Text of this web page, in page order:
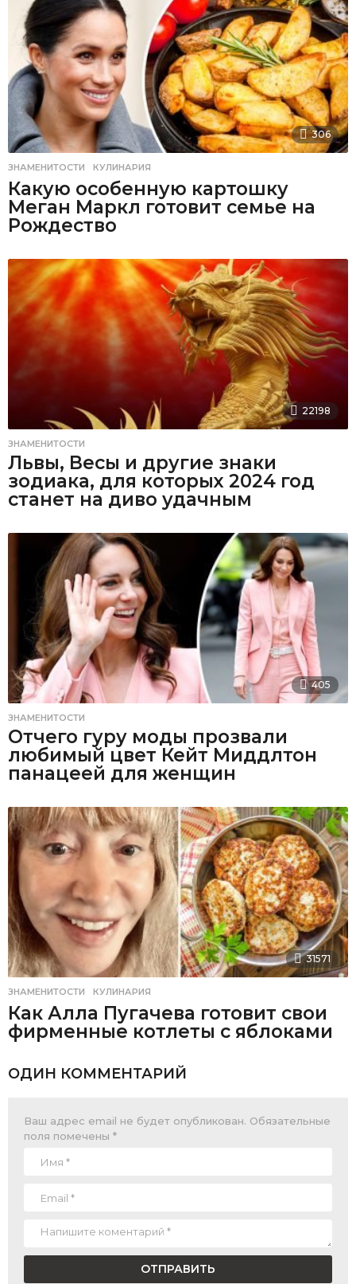
306
ЗНАМЕНИТОСТИ ,КУЛИНАРИЯ
Какую особенную картошку
Меган Маркл готовит семье на
Рождество
22198
ЗНАМЕНИТОСТИ
Львы, Весы и другие знаки
зодиака, для которых 2024 год
станет на диво удачным
405
ЗНАМЕНИТОСТИ
Отчего гуру моды прозвали
любимый цвет Кейт Миддлтон
панацеей для женщин
31571
ЗНАМЕНИТОСТИ ,КУЛИНАРИЯ
Как Алла Пугачева готовит свои
фирменные котлеты с яблоками
ОДИН КОММЕНТАРИЙ
Ваш адрес email не будет опубликован. Обязательные
поля помечены *